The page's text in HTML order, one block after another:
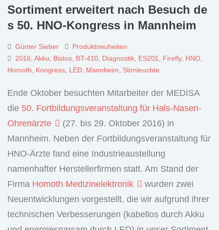
Sortiment erweitert nach Besuch de
s 50. HNO-Kongress in Mannheim
Günter Sieber
Produktneuheiten
2016 Akku Bistos BT-410 Diagnostik ES201 Firefly, HNO
Homoth
Kongress LED Mannheim Stirnleuchte
Ende Oktober besuchten Mitarbeiter der MEDISA
die 50. Fortbildungsveranstaltung für Hals-Nasen-
Ohrenärzte
(27. bis 29. Oktober 2016) in
Mannheim. Neben der Fortbildungsveranstaltung für
HNO-Ärzte fand eine Industrieaustellung
namenhafter Herstellerfirmen statt. Am Stand der
Firma Homoth Medizinelektronik
wurden zwei
Neuentwicklungen vorgestellt, die wir aufgrund ihrer
technischen Verbesserungen (kabellos durch Akku